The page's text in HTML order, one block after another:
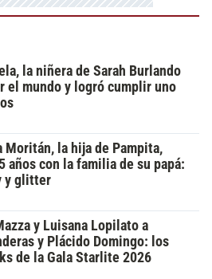
la niñera de Sarah Burlando
el mundo y logró cumplir uno
Moritán, la hija de Pampita,
años con la familia de su papá:
y glitter
y Luisana Lopilato a
y Plácido Domingo: los
de la Gala Starlite 2026